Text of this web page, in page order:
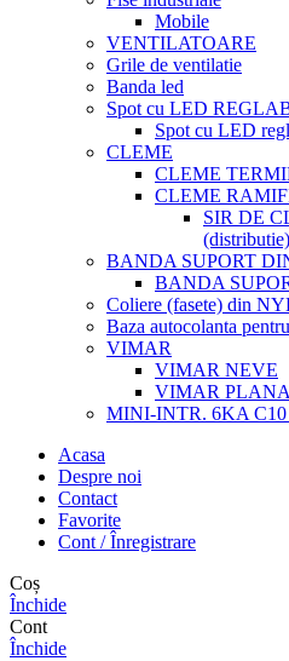
Mobile
VENTILATOARE
Grile de ventilatie
Banda led
Spot cu LED
Spot cu LED
CLEME
CLEME
CLEME
SIR DE
BANDA SUPORT
BANDA
Coliere (fasete) din
Baza autocolanta
VIMAR
VIMAR NEVE
VIMAR PLANA
MINI-INTR. 6KA C10
Acasa
Despre noi
Contact
Favorite
Cont / Înregistrare
Coș
Închide
Cont
Închide